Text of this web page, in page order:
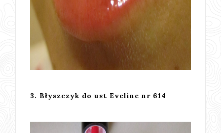
3. Błyszczyk do ust Eveline nr 614